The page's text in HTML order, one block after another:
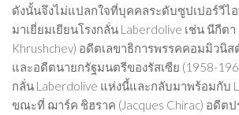
ดังนั้นจึงไม่แปลกใจที่บุคคลระดับซูปเปอร์วีไ
มาเยี่ยมเยียนโรงกลั่น Laberdolive เช่น นีกีต
Khrushchev) อดีตเลขาธิการพรรคคอมมิวนิ
และอดีตนายกรัฐมนตรีของรัสเซีย (1958-
กลั่น Laberdolive แห่งนี้และกลับมาพร้อมกับ
ขณะที่ ฌาร์ค ชิฮราค (Jacques Chirac) อดีต